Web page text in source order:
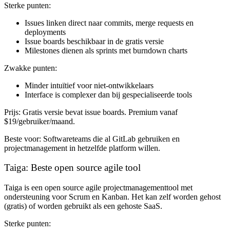
Sterke punten:
Issues linken direct naar commits, merge requests en
deployments
Issue boards beschikbaar in de gratis versie
Milestones dienen als sprints met burndown charts
Zwakke punten:
Minder intuïtief voor niet-ontwikkelaars
Interface is complexer dan bij gespecialiseerde tools
Prijs: Gratis versie bevat issue boards. Premium vanaf
$19/gebruiker/maand.
Beste voor: Softwareteams die al GitLab gebruiken en
projectmanagement in hetzelfde platform willen.
Taiga: Beste open source agile tool
Taiga is een open source agile projectmanagementtool met
ondersteuning voor Scrum en Kanban. Het kan zelf worden gehost
(gratis) of worden gebruikt als een gehoste SaaS.
Sterke punten: